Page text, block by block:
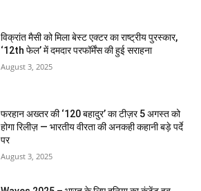
विक्रांत मैसी को मिला बेस्ट एक्टर का राष्ट्रीय पुरस्कार,
‘12th फेल’ में दमदार परफॉर्मेंस की हुई सराहना
August 3, 2025
फरहान अख्तर की ‘120 बहादुर’ का टीज़र 5 अगस्त को
होगा रिलीज़ — भारतीय वीरता की अनकही कहानी बड़े पर्दे
पर
August 3, 2025